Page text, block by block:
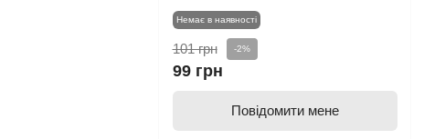
Немає в наявності
101 грн -2%
99 грн
Повідомити мене